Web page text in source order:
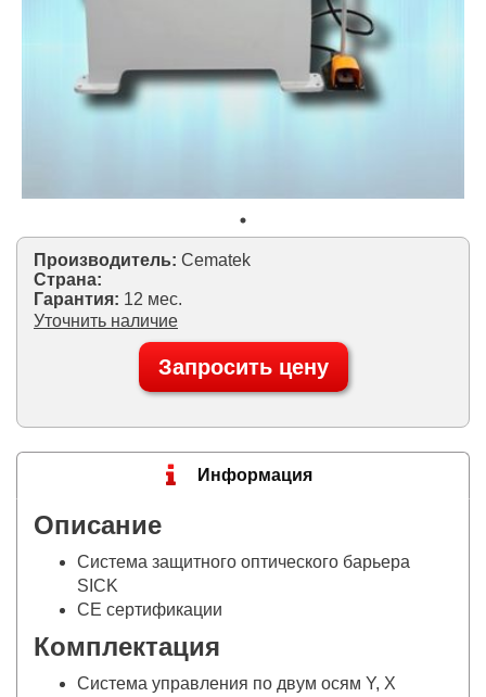
Производитель: Cematek
Страна:
Гарантия: 12 мес.
Уточнить наличие
Запросить цену
Информация
Описание
Система защитного оптического барьера
SICK
CE сертификации
Комплектация
Система управления по двум осям Y, X